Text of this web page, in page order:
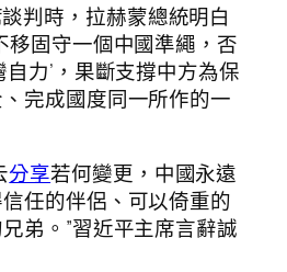
判時，拉赫蒙總統明白
移固守一個中國準繩，否
自力’，果斷支撐中方為保
完成國度同一所作的一
分享若何變更，中國永遠
任的伴侶、可以倚重的
弟。”習近平主席言辭誠